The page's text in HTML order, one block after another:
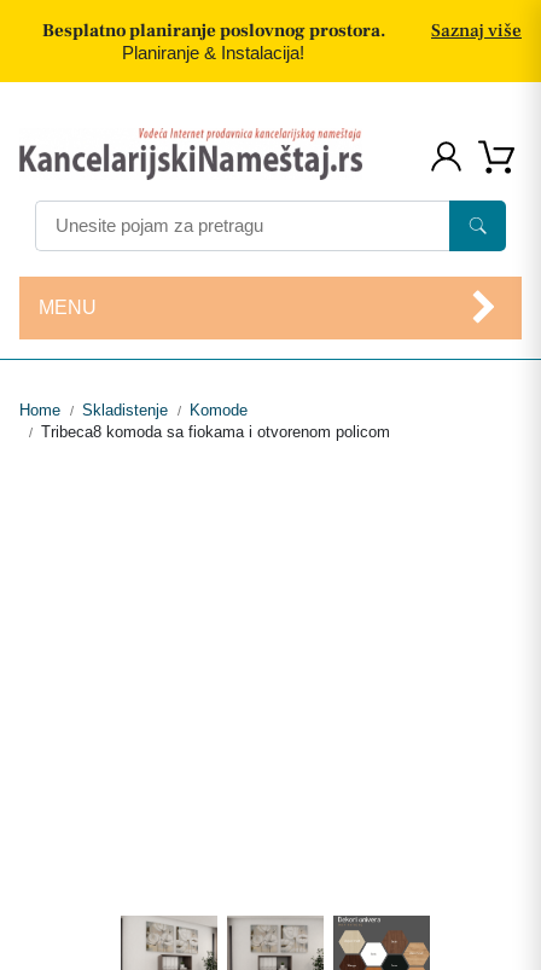
Besplatno planiranje poslovnog prostora.
Planiranje & Instalacija!
Saznaj više
MENU
Home / Skladistenje / Komode
/ Tribeca8 komoda sa fiokama i otvorenom policom